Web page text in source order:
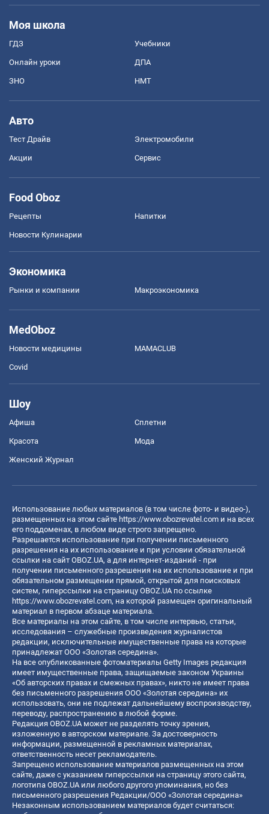
Моя школа
ГДЗ Учебники
Онлайн уроки ДПА
ЗНО НМТ
Авто
Тест Драйв Электромобили
Акции Сервис
Food Oboz
Рецепты Напитки
Новости Кулинарии
Экономика
Рынки и компании Mакроэкономика
MedOboz
Новости медицины MAMACLUB
Covid
Шоу
Афиша Сплетни
Красота Мода
Женский Журнал
Использование любых материалов (в том числе фото- и видео-),
размещенных на этом сайте https://www.obozrevatel.com и на всех
его поддоменах, в любом виде строго запрещено.
Разрешается использование при получении письменного
разрешения на их использование и при условии обязательной
ссылки на сайт OBOZ.UA, а для интернет-изданий - при
получении письменного разрешения на их использование и при
обязательном размещении прямой, открытой для поисковых
систем, гиперссылки на страницу OBOZ.UA по ссылке
https://www.obozrevatel.com, на которой размещен оригинальный
материал в первом абзаце материала.
Все материалы на этом сайте, в том числе интервью, статьи,
исследования – служебные произведения журналистов
редакции, исключительные имущественные права на которые
принадлежат ООО «Золотая середина».
На все опубликованные фотоматериалы Getty Images редакция
имеет имущественные права, защищаемые законом Украины
«Об авторских правах и смежных правах», никто не имеет права
без письменного разрешения ООО «Золотая середина» их
использовать, они не подлежат дальнейшему воспроизводству,
переводу, распространению в любой форме.
Редакция OBOZ.UA может не разделять точку зрения,
изложенную в авторском материале. За достоверность
информации, размещенной в рекламных материалах,
ответственность несет рекламодатель.
Запрещено использование материалов размещенных на этом
сайте, даже с указанием гиперссылки на страницу этого сайта,
логотипа OBOZ.UA или любого другого упоминания, но без
письменного разрешения Редакции/ООО «Золотая середина»
Незаконным использованием материалов будет считаться: